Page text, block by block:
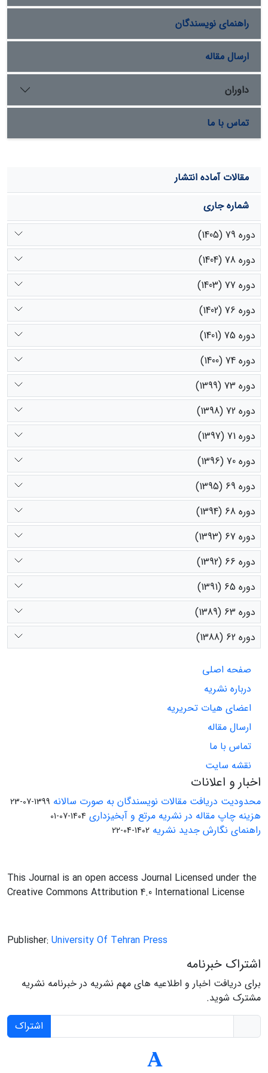
جدیدِ طبقه‌بندیِ خاک برای مناطق دیگر هم توصیه می‌شود.
راهنمای نویسندگان
ارسال مقاله
داوران
تماس با ما
مقالات آماده انتشار
شماره جاری
دوره 79 (1405)
دوره 78 (1404)
دوره 77 (1403)
دوره 76 (1402)
دوره 75 (1401)
دوره 74 (1400)
دوره 73 (1399)
دوره 72 (1398)
دوره 71 (1397)
دوره 70 (1396)
دوره 69 (1395)
دوره 68 (1394)
دوره 67 (1393)
دوره 66 (1392)
دوره 65 (1391)
دوره 63 (1389)
دوره 62 (1388)
صفحه اصلی
درباره نشریه
اعضای هیات تحریریه
ارسال مقاله
تماس با ما
نقشه سایت
اخبار و اعلانات
محدودیت دریافت مقالات نویسندگان به صورت سالانه 1399-07-23
هزینه چاپ مقاله در نشریه مرتع و آبخیزداری 1404-07-01
راهنمای نگارش جدید نشریه 1402-04-22
This Journal is an open access Journal Licensed under the
Creative Commons Attribution 4.0 International License
Publisher: University Of Tehran Press
اشتراک خبرنامه
برای دریافت اخبار و اطلاعیه های مهم نشریه در خبرنامه نشریه
مشترک شوید.
اشتراک